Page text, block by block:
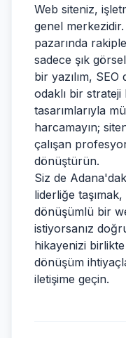
Web siteniz,
genel
pazarında
sadece şık
bir yazılım,
odaklı bir strateji
tasarımlarıyla
harcamayın;
çalışan
dönüştürün.
Siz de
liderliğe
dönüşümlü bir
istiyorsanız
hikayenizi
dönüşüm
iletişime geçin.